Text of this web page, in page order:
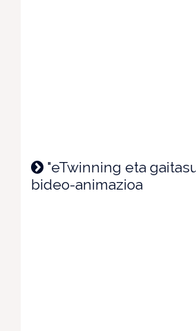
"eTwinning eta
bideo-animazioa